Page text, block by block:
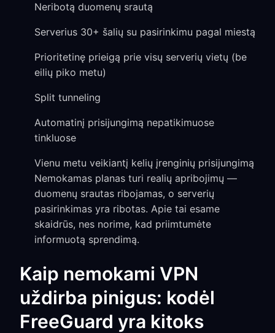
Neribotą duomenų srautą
Serverius 30+ šalių su pasirinkimu pagal miestą
Prioritetinę prieigą prie visų serverių vietų (be
eilių piko metu)
Split tunneling
Automatinį prisijungimą nepatikimuose
tinkluose
Vienu metu veikiantį kelių įrenginių prisijungimą
Nemokamas planas turi realių apribojimų —
duomenų srautas ribojamas, o serverių
pasirinkimas yra ribotas. Apie tai esame
skaidrūs, nes norime, kad priimtumėte
informuotą sprendimą.
Kaip nemokami VPN
uždirba pinigus: kodėl
FreeGuard yra kitoks